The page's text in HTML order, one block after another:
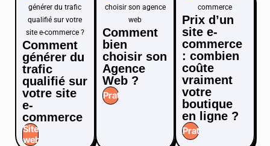
Comment
générer du
trafic
qualifié sur
votre site
e-
commerce
Site
web
Comment
bien
choisir son
Agence
Web ?
Pratique
Prix d’un
site e-
commerce
: combien
coûte
vraiment
votre
boutique
en ligne ?​
Pratique